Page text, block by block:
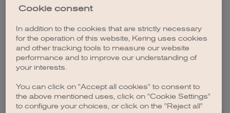
Cookie consent
In addition to the cookies that are strictly necessary
for the operation of this website, Kering uses cookies
and other tracking tools to measure our website
performance and to improve our understanding of
your interests.
You can click on "Accept all cookies" to consent to
the above mentioned uses, click on "Cookie Settings"
to configure your choices, or click on the "Reject all"